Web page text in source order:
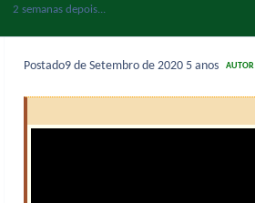
2 semanas depois...
Postado9 de Setembro de 2020 5 anos AUTOR